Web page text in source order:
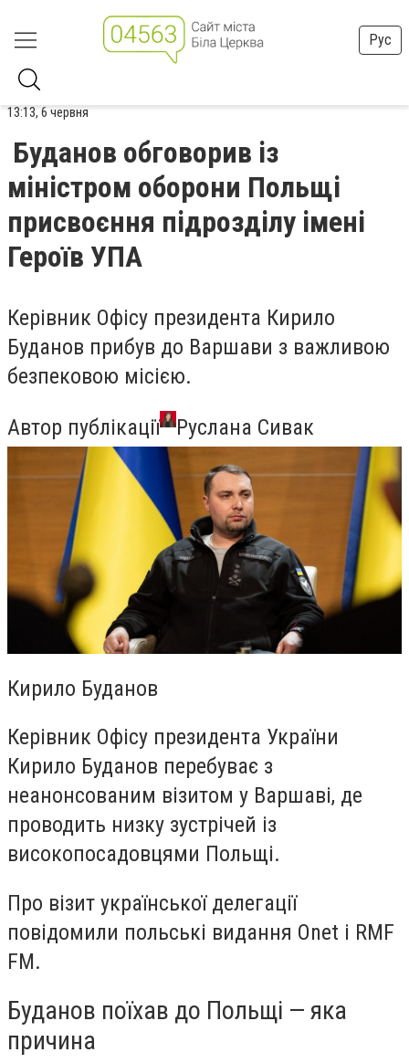
Рус
13:13, 6 червня
Буданов обговорив із
міністром оборони Польщі
присвоєння підрозділу імені
Героїв УПА
Керівник Офісу президента Кирило
Буданов прибув до Варшави з важливою
безпековою місією.
Автор публікації
Руслана Сивак
Кирило Буданов
Керівник Офісу президента України
Кирило Буданов перебуває з
неанонсованим візитом у Варшаві, де
проводить низку зустрічей із
високопосадовцями Польщі.
Про візит української делегації
повідомили польські видання Onet і RMF
FM.
Буданов поїхав до Польщі — яка
причина